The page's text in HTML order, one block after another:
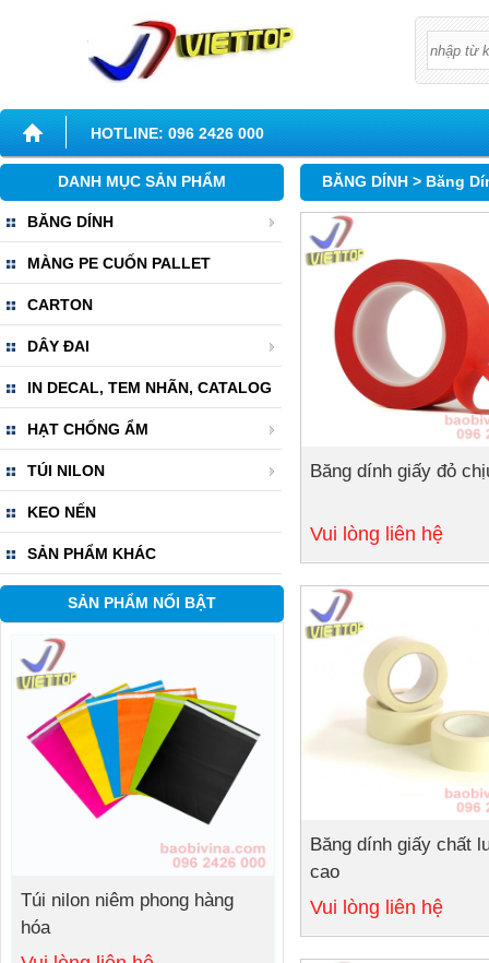
HOTLINE: 096 2426 000
DANH MỤC SẢN PHẨM
BĂNG DÍNH
MÀNG PE CUỐN PALLET
CARTON
DÂY ĐAI
IN DECAL, TEM NHÃN, CATALOG
HẠT CHỐNG ẨM
TÚI NILON
KEO NẾN
SẢN PHẨM KHÁC
SẢN PHẨM NỔI BẬT
Túi nilon niêm phong hàng
hóa
BĂNG DÍNH > Băng
Băng dính giấy đỏ
Vui lòng liên hệ
Băng dính giấy chất
cao
Vui lòng liên hệ